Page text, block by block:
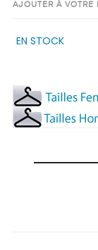
AJOUTER À VOTRE
EN STOCK